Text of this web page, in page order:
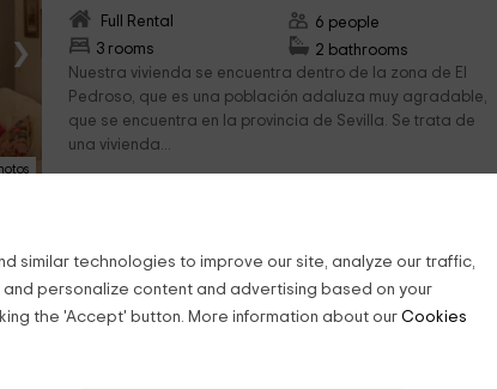
similar technologies to improve our site, analyze our traffic,
personalize content and advertising based on your
the 'Accept' button. More information about our Cookies
›
Full Rental
3 rooms
6 people
2 bathrooms
Nuestra vivienda se encuentra dentro de la zona de El
Pedroso, que es una población adaluza muy agradable,
que se encuentra en la provincia de Sevilla. Se trata de
una vivienda...
El Pedroso, Seville